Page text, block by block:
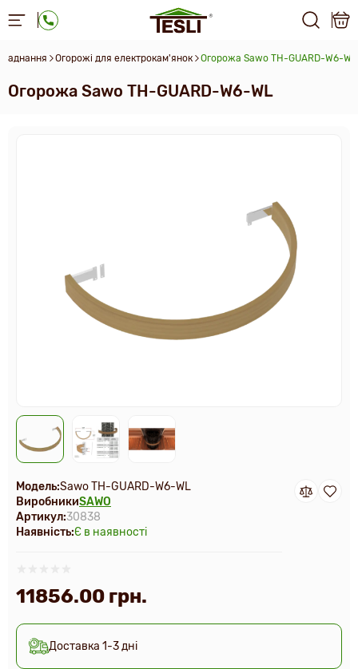
Огорожі для електрокам'янок Огорожа Sawo TH-GUARD-W6-WL
Огорожа Sawo TH-GUARD-W6-WL
Модель:Sawo TH-GUARD-W6-WL
ВиробникиSAWO
Артикул:30838
Наявність:Є в наявності
Доставка 1-3 дні
11856.00 грн.